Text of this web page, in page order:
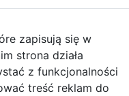
stanowią również
na froncie oraz
plecaku. Boczna
zapisują się w
strona działa
z funkcjonalności
treść reklam do